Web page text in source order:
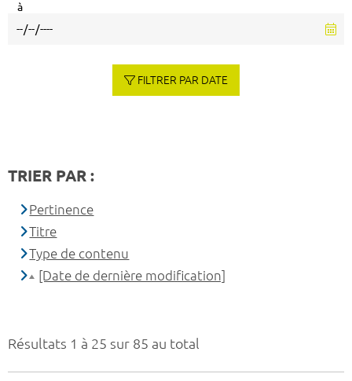
Résultats 1 à 25 sur 85 au total
à
FILTRER PAR DATE
TRIER PAR :
Pertinence
Titre
Type de contenu
[Date de dernière modification]